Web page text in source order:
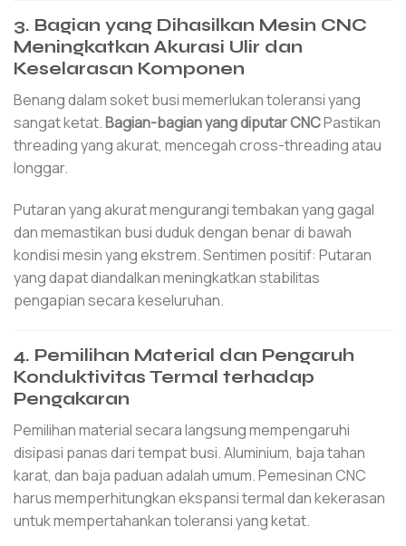
3. Bagian yang Dihasilkan Mesin CNC
Meningkatkan Akurasi Ulir dan
Keselarasan Komponen
Benang dalam soket busi memerlukan toleransi yang
sangat ketat.Bagian-bagian yang diputar CNCPastikan
threading yang akurat, mencegah cross-threading atau
longgar.
Putaran yang akurat mengurangi tembakan yang gagal
dan memastikan busi duduk dengan benar di bawah
kondisi mesin yang ekstrem. Sentimen positif: Putaran
yang dapat diandalkan meningkatkan stabilitas
pengapian secara keseluruhan.
4. Pemilihan Material dan Pengaruh
Konduktivitas Termal terhadap
Pengakaran
Pemilihan material secara langsung mempengaruhi
disipasi panas dari tempat busi. Aluminium, baja tahan
karat, dan baja paduan adalah umum. Pemesinan CNC
harus memperhitungkan ekspansi termal dan kekerasan
untuk mempertahankan toleransi yang ketat.